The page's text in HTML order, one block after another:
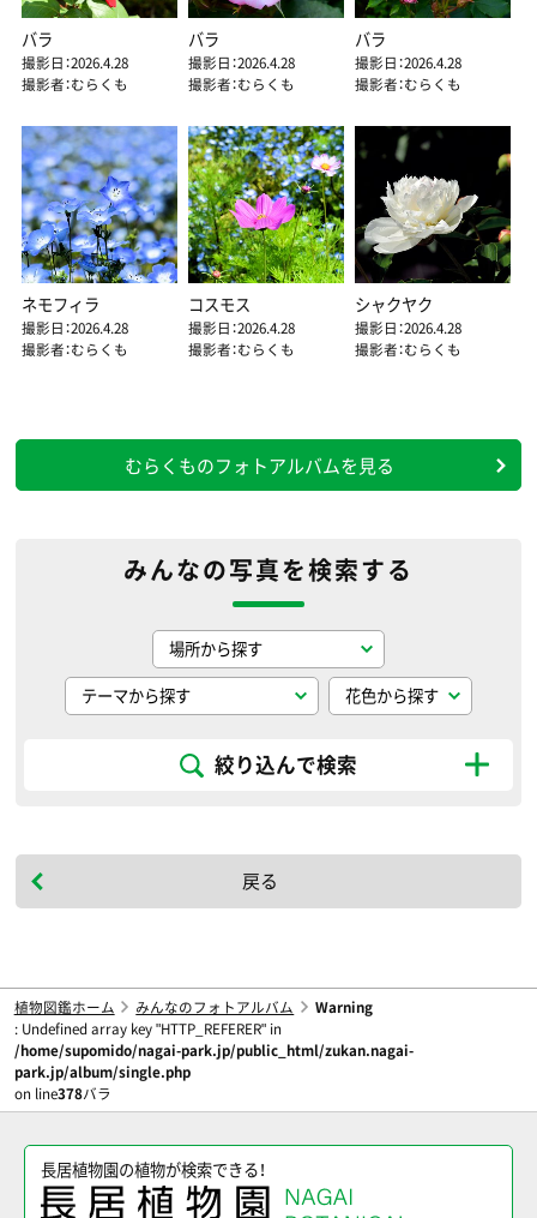
バラ
撮影日：2026.4.28
撮影者：むらくも
バラ
撮影日：2026.4.28
撮影者：むらくも
バラ
撮影日：2026.4.28
撮影者：むらくも
ネモフィラ
撮影日：2026.4.28
撮影者：むらくも
コスモス
撮影日：2026.4.28
撮影者：むらくも
シャクヤク
撮影日：2026.4.28
撮影者：むらくも
むらくものフォトアルバムを見る
みんなの写真を検索する
絞り込んで検索
戻る
植物図鑑ホーム みんなのフォトアルバム
Warning
: Undefined array key "HTTP_REFERER" in
/home/supomido/nagai-park.jp/public_html/zukan.nagai-
park.jp/album/single.php
on line378バラ
長居植物園の植物が検索できる！